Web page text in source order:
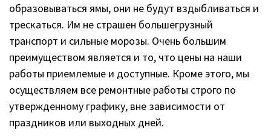
образовываться ямы, они не будут вздыбливаться и
трескаться. Им не страшен большегрузный
транспорт и сильные морозы. Очень большим
преимуществом является и то, что цены на наши
работы приемлемые и доступные. Кроме этого, мы
осуществляем все ремонтные работы строго по
утвержденному графику, вне зависимости от
праздников или выходных дней.